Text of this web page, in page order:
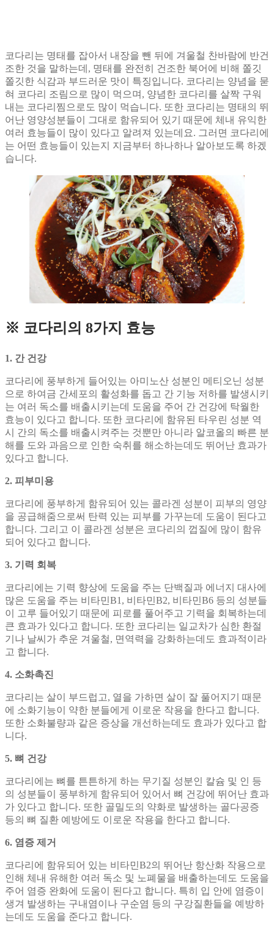
코다리는 명태를 잡아서 내장을 뺀 뒤에 겨울철 찬바람에 반건
조한 것을 말하는데, 명태를 완전히 건조한 북어에 비해 쫄깃
쫄깃한 식감과 부드러운 맛이 특징입니다. 코다리는 양념을 묻
혀 코다리 조림으로 많이 먹으며, 양념한 코다리를 살짝 구워
내는 코다리찜으로도 많이 먹습니다. 또한 코다리는 명태의 뛰
어난 영양성분들이 그대로 함유되어 있기 때문에 체내 유익한
여러 효능들이 많이 있다고 알려져 있는데요. 그러면 코다리에
는 어떤 효능들이 있는지 지금부터 하나하나 알아보도록 하겠
습니다.
※ 코다리의 8가지 효능
1. 간 건강
코다리에 풍부하게 들어있는 아미노산 성분인 메티오닌 성분
으로 하여금 간세포의 활성화를 돕고 간 기능 저하를 발생시키
는 여러 독소를 배출시키는데 도움을 주어 간 건강에 탁월한
효능이 있다고 합니다. 또한 코다리에 함유된 타우린 성분 역
시 간의 독소를 배출시켜주는 것뿐만 아니라 알코올의 빠른 분
해를 도와 과음으로 인한 숙취를 해소하는데도 뛰어난 효과가
있다고 합니다.
2. 피부미용
코다리에 풍부하게 함유되어 있는 콜라겐 성분이 피부의 영양
을 공급해줌으로써 탄력 있는 피부를 가꾸는데 도움이 된다고
합니다. 그리고 이 콜라겐 성분은 코다리의 껍질에 많이 함유
되어 있다고 합니다.
3. 기력 회복
코다리에는 기력 향상에 도움을 주는 단백질과 에너지 대사에
많은 도움을 주는 비타민B1, 비타민B2, 비타민B6 등의 성분들
이 고루 들어있기 때문에 피로를 풀어주고 기력을 회복하는데
큰 효과가 있다고 합니다. 또한 코다리는 일교차가 심한 환절
기나 날씨가 추운 겨울철, 면역력을 강화하는데도 효과적이라
고 합니다.
4. 소화촉진
코다리는 살이 부드럽고, 열을 가하면 살이 잘 풀어지기 때문
에 소화기능이 약한 분들에게 이로운 작용을 한다고 합니다.
또한 소화불량과 같은 증상을 개선하는데도 효과가 있다고 합
니다.
5. 뼈 건강
코다리에는 뼈를 튼튼하게 하는 무기질 성분인 칼슘 및 인 등
의 성분들이 풍부하게 함유되어 있어서 뼈 건강에 뛰어난 효과
가 있다고 합니다. 또한 골밀도의 약화로 발생하는 골다공증
등의 뼈 질환 예방에도 이로운 작용을 한다고 합니다.
6. 염증 제거
코다리에 함유되어 있는 비타민B2의 뛰어난 항산화 작용으로
인해 체내 유해한 여러 독소 및 노폐물을 배출하는데도 도움을
주어 염증 완화에 도움이 된다고 합니다. 특히 입 안에 염증이
생겨 발생하는 구내염이나 구순염 등의 구강질환들을 예방하
는데도 도움을 준다고 합니다.